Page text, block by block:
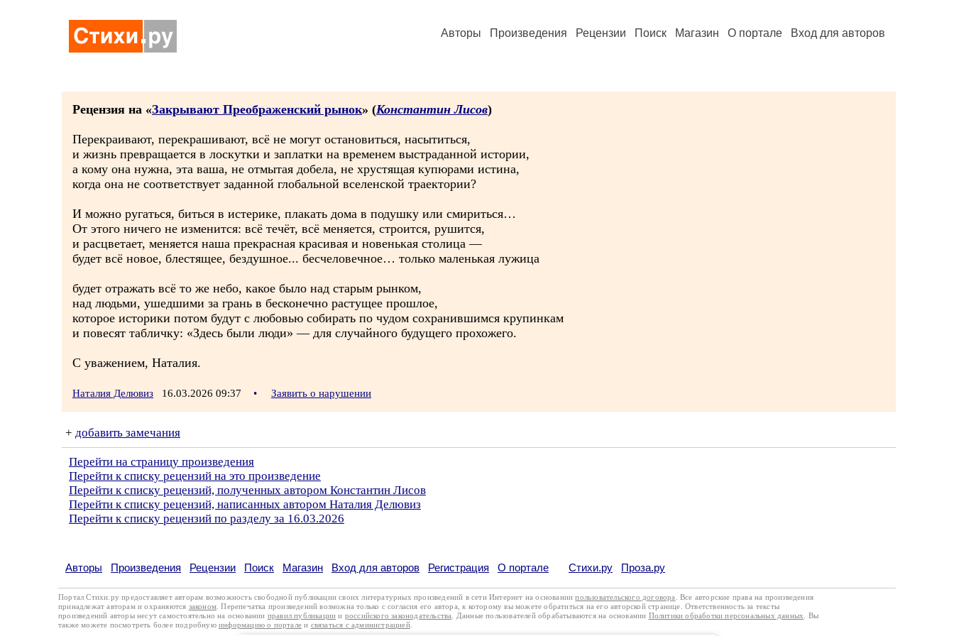
Авторы Произведения Рецензии Поиск Магазин О портале Вход для авторов
Рецензия на «Закрывают Преображенский рынок» (Константин Лисов)
Перекраивают, перекрашивают, всё не могут остановиться, насытиться,
и жизнь превращается в лоскутки и заплатки на временем выстраданной истории,
а кому она нужна, эта ваша, не отмытая добела, не хрустящая купюрами истина,
когда она не соответствует заданной глобальной вселенской траектории?
И можно ругаться, биться в истерике, плакать дома в подушку или смириться…
От этого ничего не изменится: всё течёт, всё меняется, строится, рушится,
и расцветает, меняется наша прекрасная красивая и новенькая столица —
будет всё новое, блестящее, бездушное... бесчеловечное… только маленькая лужица
будет отражать всё то же небо, какое было над старым рынком,
над людьми, ушедшими за грань в бесконечно растущее прошлое,
которое историки потом будут с любовью собирать по чудом сохранившимся крупинкам
и повесят табличку: «Здесь были люди» — для случайного будущего прохожего.
С уважением, Наталия.
Наталия Делювиз 16.03.2026 09:37 • Заявить о нарушении
+ добавить замечания
Перейти на страницу произведения
Перейти к списку рецензий на это произведение
Перейти к списку рецензий, полученных автором Константин Лисов
Перейти к списку рецензий, написанных автором Наталия Делювиз
Перейти к списку рецензий по разделу за 16.03.2026
Авторы Произведения Рецензии Поиск Магазин Вход для авторов Регистрация О портале Стихи.ру Проза.ру
Портал Стихи.ру предоставляет авторам возможность свободной публикации своих литературных произведений в сети Интернет на основаниипользовательского договора
. Все авторские права на произведения
принадлежат авторам и охраняются законом . Перепечатка произведений возможна только с согласия его автора, к которому вы можете обратиться на его авторской странице. Ответственность за тексты
произведений авторы несут самостоятельно на основании правил публикации и российского законодательства . Данные пользователей обрабатываются на основании Политики обработки персональных данных
. Вы
также можете посмотреть более подробную информацию о портале и связаться с администрацией.